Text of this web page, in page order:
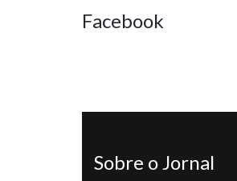
Facebook
Sobre o Jornal